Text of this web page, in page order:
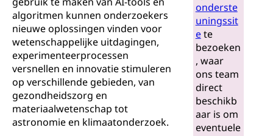
algoritmen kunnen onderzoekers
nieuwe oplossingen vinden voor
wetenschappelijke uitdagingen,
experimenteerprocessen
versnellen en innovatie stimuleren
op verschillende gebieden, van
gezondheidszorg en
materiaalwetenschap tot
astronomie en klimaatonderzoek.
onderste
uningssit
ete
bezoeken
, waar
ons team
direct
beschikb
aar is om
eventuele